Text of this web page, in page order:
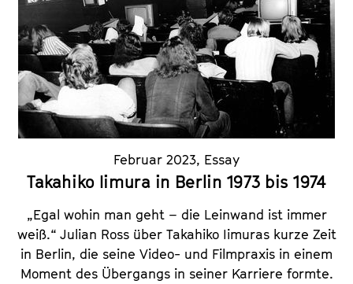
Februar 2023, Essay
Takahiko Iimura in Berlin 1973 bis 1974
„Egal wohin man geht – die Leinwand ist immer
weiß.“ Julian Ross über Takahiko Iimuras kurze Zeit
in Berlin, die seine Video- und Filmpraxis in einem
Moment des Übergangs in seiner Karriere formte.